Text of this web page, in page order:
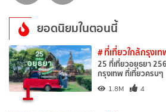
ยอดนิยมในตอนนี้
1
# ที่เที่ยวใกล้กรุงเ
25 ที่เที่ยวอยุธยา
กรุงเทพ ที่เที่ยวครบๆ
1.8M 4